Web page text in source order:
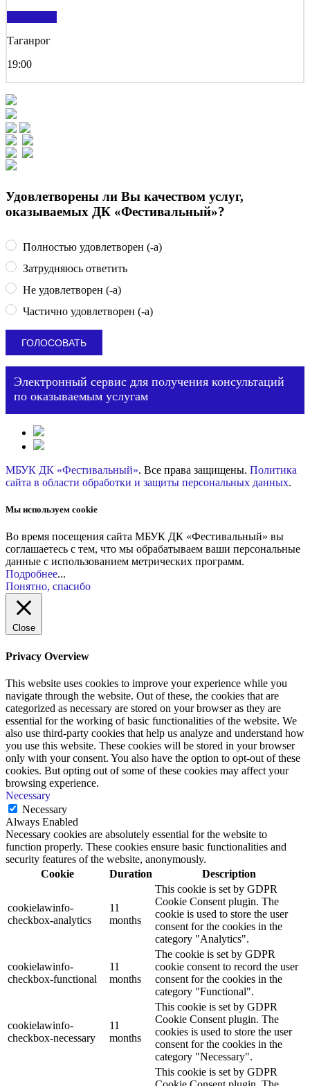
Таганрог
19:00
Удовлетворены ли Вы качеством услуг,
оказываемых ДК «Фестивальный»?
Полностью удовлетворен (-а)
Затрудняюсь ответить
Не удовлетворен (-а)
Частично удовлетворен (-а)
Электронный сервис для получения консультаций
по оказываемым услугам
МБУК ДК «Фестивальный». Все права защищены. Политика
сайта в области обработки и защиты персональных данных.
Мы используем cookie
Во время посещения сайта МБУК ДК «Фестивальный» вы
соглашаетесь с тем, что мы обрабатываем ваши персональные
данные с использованием метрических программ.
Подробнее...
Понятно, спасибо
Close
Privacy Overview
This website uses cookies to improve your experience while you
navigate through the website. Out of these, the cookies that are
categorized as necessary are stored on your browser as they are
essential for the working of basic functionalities of the website. We
also use third-party cookies that help us analyze and understand how
you use this website. These cookies will be stored in your browser
only with your consent. You also have the option to opt-out of these
cookies. But opting out of some of these cookies may affect your
browsing experience.
Necessary
Necessary
Always Enabled
Necessary cookies are absolutely essential for the website to
function properly. These cookies ensure basic functionalities and
security features of the website, anonymously.
Cookie
Duration Description
cookielawinfo-
checkbox-analytics
11
months
This cookie is set by GDPR
Cookie Consent plugin. The
cookie is used to store the user
consent for the cookies in the
category "Analytics".
cookielawinfo-
checkbox-functional
11
months
The cookie is set by GDPR
cookie consent to record the user
consent for the cookies in the
category "Functional".
cookielawinfo-
checkbox-necessary
11
months
This cookie is set by GDPR
Cookie Consent plugin. The
cookies is used to store the user
consent for the cookies in the
category "Necessary".
This cookie is set by GDPR